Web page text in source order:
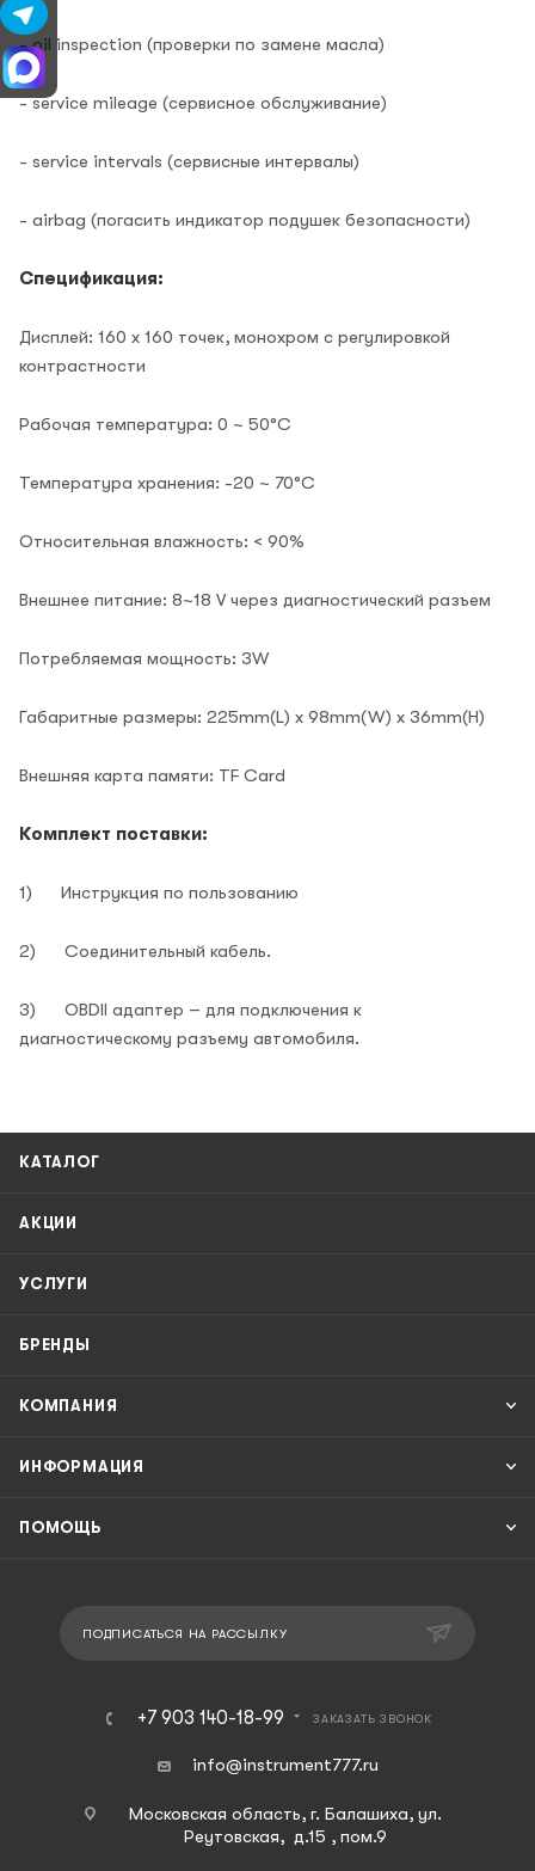
- oil inspection (проверки по замене масла)
- service mileage (сервисное обслуживание)
- service intervals (сервисные интервалы)
- airbag (погасить индикатор подушек безопасности)
Спецификация:
Дисплей: 160 x 160 точек, монохром с регулировкой
контрастности
Рабочая температура: 0 ~ 50°C
Температура хранения: -20 ~ 70°C
Относительная влажность: < 90%
Внешнее питание: 8~18 V через диагностический разъем
Потребляемая мощность: 3W
Габаритные размеры: 225mm(L) x 98mm(W) x 36mm(H)
Внешняя карта памяти: TF Card
Комплект поставки:
1) Инструкция по пользованию
2) Соединительный кабель.
3) OBDII адаптер – для подключения к
диагностическому разъему автомобиля.
КАТАЛОГ
АКЦИИ
УСЛУГИ
БРЕНДЫ
КОМПАНИЯ
ИНФОРМАЦИЯ
ПОМОЩЬ
ПОДПИСАТЬСЯ НА РАССЫЛКУ
+7 903 140-18-99 ЗАКАЗАТЬ ЗВОНОК
info@instrument777.ru
Московская область, г. Балашиха, ул.
Реутовская, д.15 , пом.9